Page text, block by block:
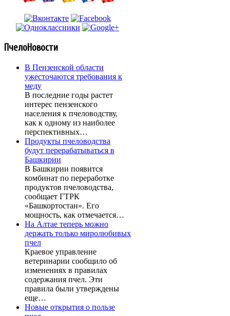
ПчелоНовости
В Пензенской области
ужесточаются требования к
меду
В последние годы растет
интерес пензенского
населения к пчеловодству,
как к одному из наиболее
перспективных…
Продукты пчеловодства
будут перерабатываться в
Башкирии
В Башкирии появится
комбинат по переработке
продуктов пчеловодства,
сообщает ГТРК
«Башкортостан». Его
мощность, как отмечается…
На Алтае теперь можно
держать только миролюбивых
пчел
Краевое управление
ветеринарии сообщило об
изменениях в правилах
содержания пчел. Эти
правила были утверждены
еще…
Новые открытия о пользе